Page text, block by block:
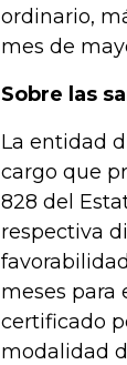
ordinario,
mes de
Sobre las
La entidad
cargo que
828 del
respectiva
meses para
certificado
modalidad